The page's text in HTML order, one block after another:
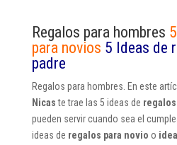
pp er
Regalos para hombres
para novios 5 Ideas de
padre
Regalos para hombres. En este
Nicaste trae las 5 ideas de
pueden servir cuando sea el
ideas de regalos para novio o